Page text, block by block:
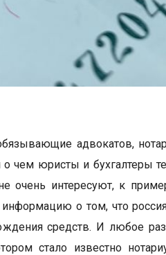
адвокатов,
о чем юристы и бухгалтеры
очень интересуют, к
о том, что
средств. И любое
стало известно